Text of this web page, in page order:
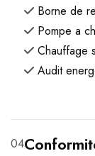
Borne de
Pompe a
Chauffage
Audit
04